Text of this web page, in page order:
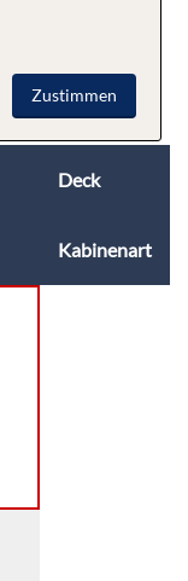
Deck
Kabinenart
Zustimmen